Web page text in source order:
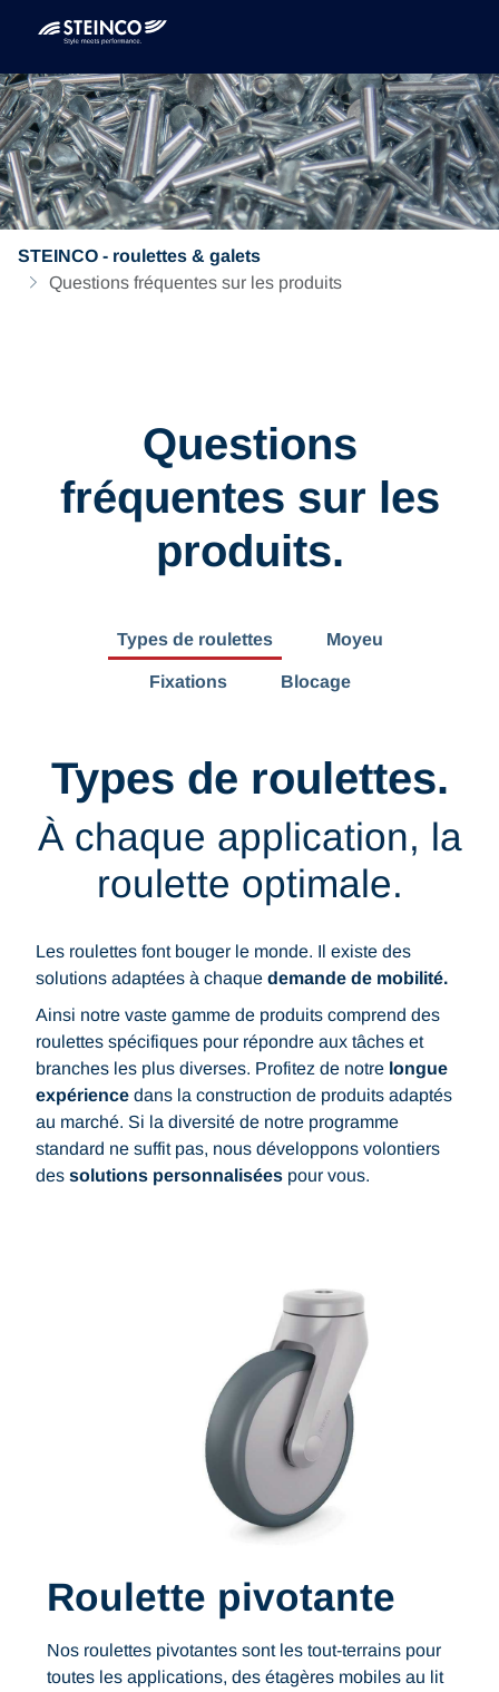
STEINCO - roulettes & galets
Questions fréquentes sur les produits
Questions
fréquentes sur les
produits.
Types de roulettes Moyeu
Fixations Blocage
Types de roulettes.
À chaque application, la
roulette optimale.
Les roulettes font bouger le monde. Il existe des
solutions adaptées à chaque demande de mobilité.
Ainsi notre vaste gamme de produits comprend des
roulettes spécifiques pour répondre aux tâches et
branches les plus diverses. Profitez de notre longue
expérience dans la construction de produits adaptés
au marché. Si la diversité de notre programme
standard ne suffit pas, nous développons volontiers
des solutions personnalisées pour vous.
Roulette pivotante
Nos roulettes pivotantes sont les tout-terrains pour
toutes les applications, des étagères mobiles au lit